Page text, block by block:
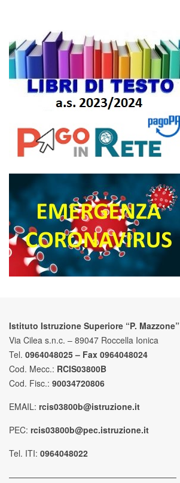
Istituto Istruzione Superiore “P. Mazzone”
Via Cilea s.n.c. – 89047 Roccella Ionica
Tel. 0964048025 – Fax 0964048024
Cod. Mecc.: RCIS03800B
Cod. Fisc.: 90034720806
EMAIL: rcis03800b@istruzione.it
PEC: rcis03800b@pec.istruzione.it
Tel. ITI: 0964048022
————————————————————